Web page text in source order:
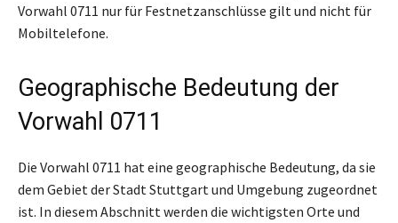
Vorwahl 0711 nur für Festnetzanschlüsse gilt und nicht für
Mobiltelefone.
Geographische Bedeutung der
Vorwahl 0711
Die Vorwahl 0711 hat eine geographische Bedeutung, da sie
dem Gebiet der Stadt Stuttgart und Umgebung zugeordnet
ist. In diesem Abschnitt werden die wichtigsten Orte und